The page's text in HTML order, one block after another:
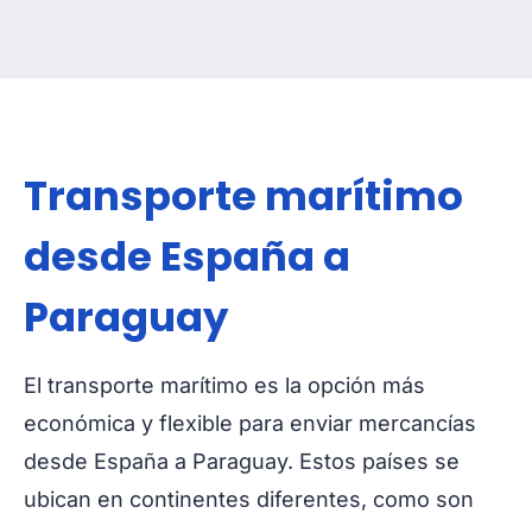
Transporte marítimo
desde España a
Paraguay
El transporte marítimo es la opción más
económica y flexible para enviar mercancías
desde España a Paraguay. Estos países se
ubican en continentes diferentes, como son